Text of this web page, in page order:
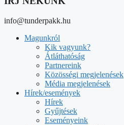
info@tunderpakk.hu
Magunkról
Kik vagyunk?
Átláthatóság
Partnereink
Közösségi megjelenések
Média megjelenések
Hírek/események
Hírek
Gyűjtések
Eseményeink